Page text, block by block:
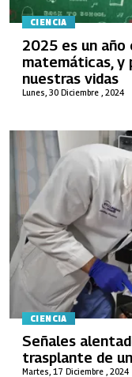
CIENCIA
Lunes, 30 Diciembre , 2024
2025 es un año
matemáticas, y
nuestras vidas
CIENCIA
Martes, 17 Diciembre , 2024
Señales
trasplante de